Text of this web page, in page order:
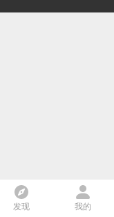
发现 我的